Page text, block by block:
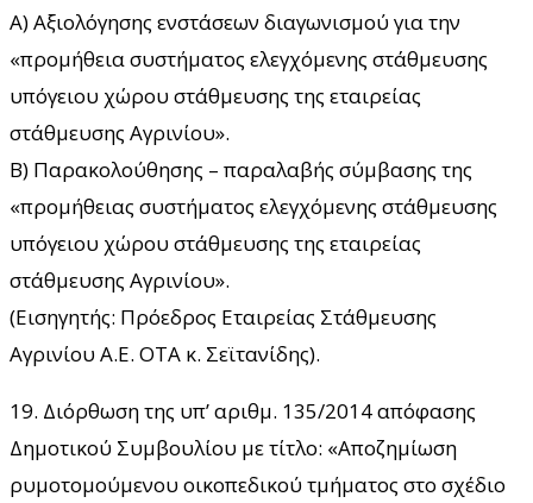
Α) Αξιολόγησης ενστάσεων διαγωνισμού για την
«προμήθεια συστήματος ελεγχόμενης στάθμευσης
υπόγειου χώρου στάθμευσης της εταιρείας
στάθμευσης Αγρινίου».
Β) Παρακολούθησης – παραλαβής σύμβασης της
«προμήθειας συστήματος ελεγχόμενης στάθμευσης
υπόγειου χώρου στάθμευσης της εταιρείας
στάθμευσης Αγρινίου».
(Εισηγητής: Πρόεδρος Εταιρείας Στάθμευσης
Αγρινίου Α.Ε. ΟΤΑ κ. Σεϊτανίδης).
19. Διόρθωση της υπ’ αριθμ. 135/2014 απόφασης
Δημοτικού Συμβουλίου με τίτλο: «Αποζημίωση
ρυμοτομούμενου οικοπεδικού τμήματος στο σχέδιο